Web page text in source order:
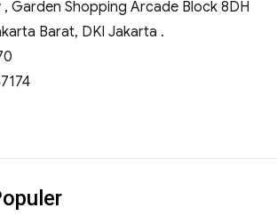
Garden Shopping Arcade Block 8DH
Barat, DKI Jakarta .